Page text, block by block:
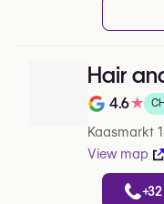
Hair
Note de
4.6★
Kaasmarkt
View map